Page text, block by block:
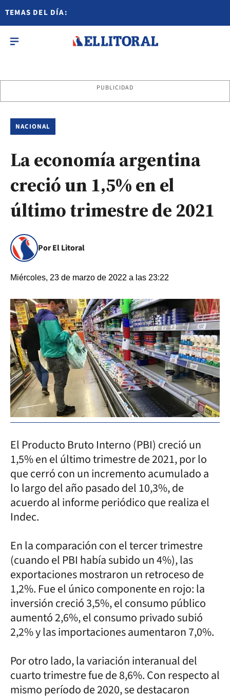
TEMAS DEL DÍA:
PUBLICIDAD
NACIONAL
La economía argentina
creció un 1,5% en el
último trimestre de 2021
Por El Litoral
Miércoles, 23 de marzo de 2022 a las 23:22
El Producto Bruto Interno (PBI) creció un
1,5% en el último trimestre de 2021, por lo
que cerró con un incremento acumulado a
lo largo del año pasado del 10,3%, de
acuerdo al informe periódico que realiza el
Indec.
En la comparación con el tercer trimestre
(cuando el PBI había subido un 4%), las
exportaciones mostraron un retroceso de
1,2%. Fue el único componente en rojo: la
inversión creció 3,5%, el consumo público
aumentó 2,6%, el consumo privado subió
2,2% y las importaciones aumentaron 7,0%.
Por otro lado, la variación interanual del
cuarto trimestre fue de 8,6%. Con respecto al
mismo período de 2020, se destacaron